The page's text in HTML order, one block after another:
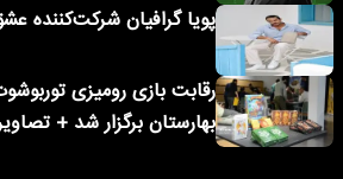
پویا گرافیان شرکت‌کننده عشق
رقابت بازی رومیزی
بهارستان برگزار شد +